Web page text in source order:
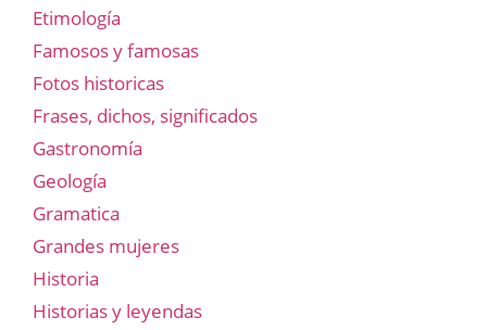
Etimología
Famosos y famosas
Fotos historicas
Frases, dichos, significados
Gastronomía
Geología
Gramatica
Grandes mujeres
Historia
Historias y leyendas